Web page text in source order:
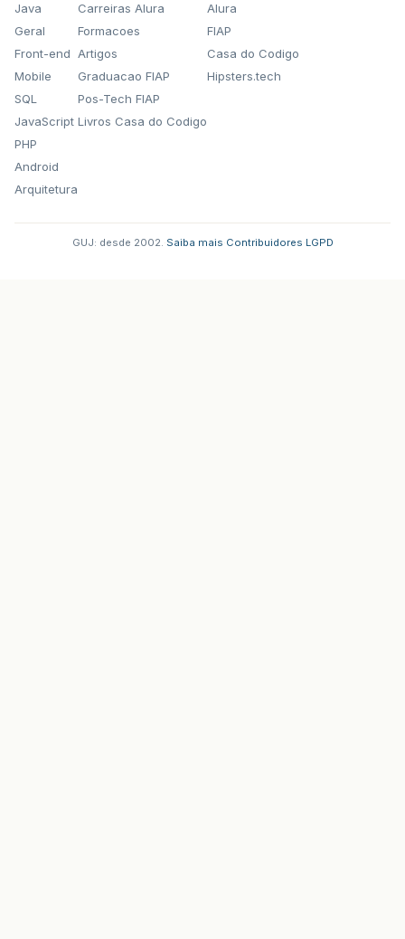
Java
Geral
Front-end
Mobile
SQL
JavaScript
PHP
Android
Arquitetura
Carreiras Alura
Formacoes
Artigos
Graduacao FIAP
Pos-Tech FIAP
Livros Casa do Codigo
Alura
FIAP
Casa do Codigo
Hipsters.tech
GUJ: desde 2002. Saiba mais Contribuidores LGPD